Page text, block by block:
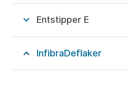
Entstipper E
InfibraDeflaker